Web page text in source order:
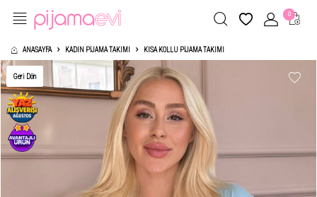
0
ANASAYFA KADIN PIJAMA TAKIMI KISA KOLLU PIJAMA TAKIMI
Geri Dön